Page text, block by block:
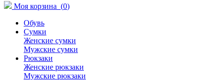
Моя корзина (0)
Обувь
Сумки
Женские сумки
Мужские сумки
Рюкзаки
Женские рюкзаки
Мужские рюкзаки